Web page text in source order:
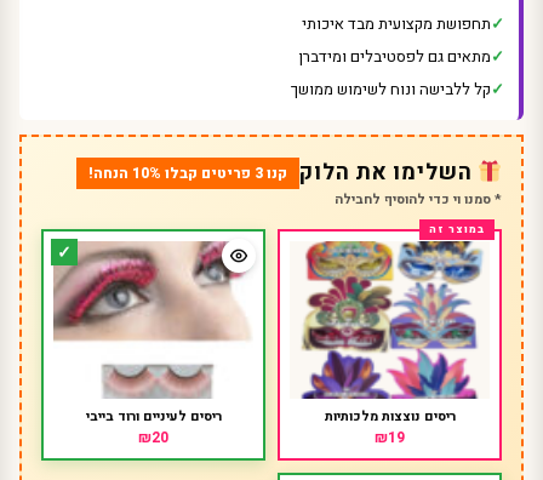
תחפושת מקצועית מבד איכותי
מתאים גם לפסטיבלים ומידברן
קל ללבישה ונוח לשימוש ממושך
השלימו את הלוק קנו 3 פריטים קבלו 10% הנחה!
* סמנו וי כדי להוסיף לחבילה
ריסים נוצצות מלכותיות
₪19
ריסים לעיניים ורוד בייבי
₪20